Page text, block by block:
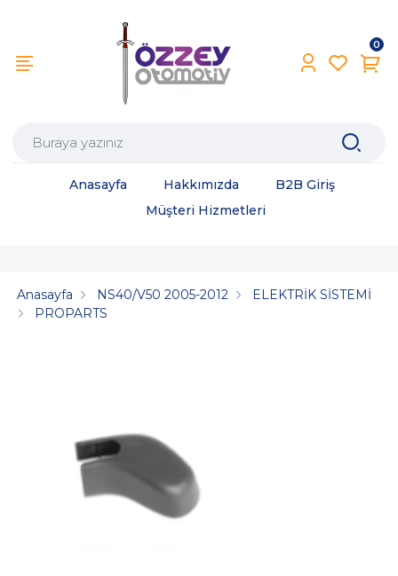
0
Anasayfa Hakkımızda
B2B Giriş
Müşteri Hizmetleri
Anasayfa NS40/V50 2005-2012
ELEKTRİK SİSTEMİ
PROPARTS